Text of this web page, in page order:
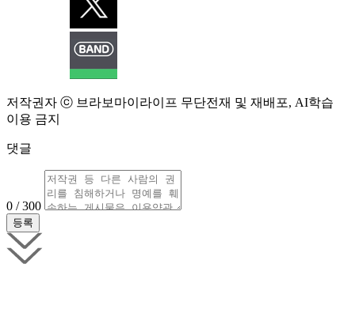
저작권자 ⓒ 브라보마이라이프 무단전재 및 재배포, AI학습
이용 금지
댓글
0 / 300